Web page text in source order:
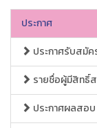
ประกาศ
ประกาศรับสมัค
รายชื่อผู้มีสิทธิ์
ประกาศผลสอบ